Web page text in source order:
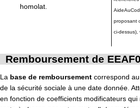
homolat.
proposant
ci-dessus),
Remboursement de
La base de remboursement correspond
de la sécurité sociale à une date donnée.
en fonction de coefficients modificateurs qui